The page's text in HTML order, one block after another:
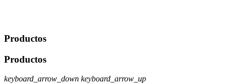
Productos
Productos
keyboard_arrow_down keyboard_arrow_up